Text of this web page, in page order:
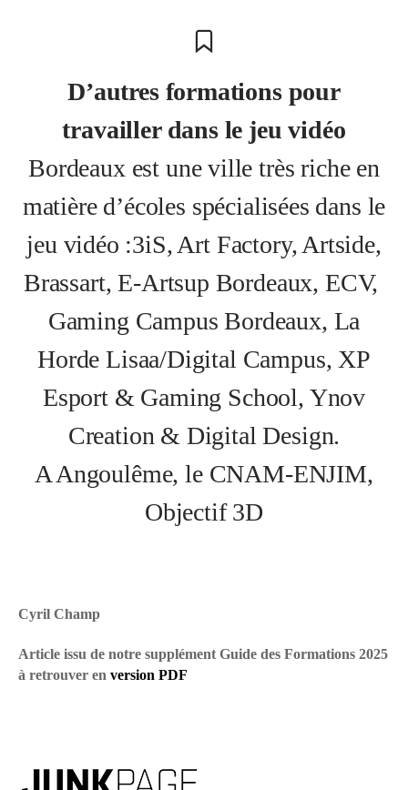
D’autres formations pour
travailler dans le jeu vidéo
Bordeaux est une ville très riche en
matière d’écoles spécialisées dans le
jeu vidéo :3iS, Art Factory, Artside,
Brassart, E-Artsup Bordeaux, ECV,
Gaming Campus Bordeaux, La
Horde Lisaa/Digital Campus, XP
Esport & Gaming School, Ynov
Creation & Digital Design.
A Angoulême, le CNAM-ENJIM,
Objectif 3D
Cyril Champ
Article issu de notre supplément Guide des Formations 2025
à retrouver en version PDF